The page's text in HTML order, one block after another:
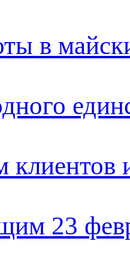
в
клиентов
23